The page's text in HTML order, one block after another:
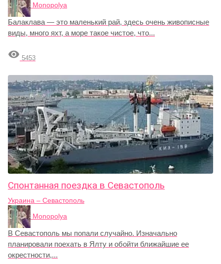
Monopolya
Балаклава — это маленький рай, здесь очень живописные
виды, много яхт, а море такое чистое, что...
 5453
Спонтанная поездка в Севастополь
Украина – Севастополь
Monopolya
В Севастополь мы попали случайно. Изначально
планировали поехать в Ялту и обойти ближайшие ее
окрестности,...